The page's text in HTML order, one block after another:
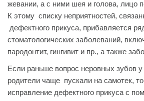
жевании, а с ними шея и голова, лицо
К этому списку неприятностей,
дефектного прикуса, прибавляется
стоматологических заболеваний,
пародонтит, гингивит и пр., а также
Если раньше вопрос неровных зубов
родители чаще пускали на самотек,
исправление дефектного прикуса с